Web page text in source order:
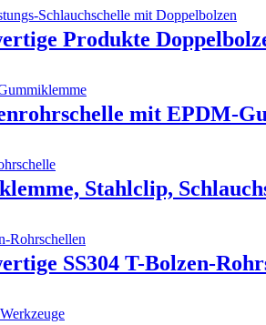
Produkte
mit EPDM-
Stahlclip,
SS304 T-Bolzen-